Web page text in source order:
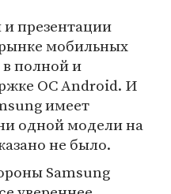
и презентации
мобильных
в полной и
ОС Android. И
имеет
одной модели на
не было.
Samsung